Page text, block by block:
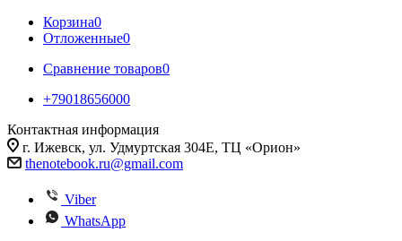
Корзина0
Отложенные0
Сравнение товаров0
+79018656000
Контактная информация
г. Ижевск, ул. Удмуртская 304Е, ТЦ «Орион»
thenotebook.ru@gmail.com
Viber
WhatsApp